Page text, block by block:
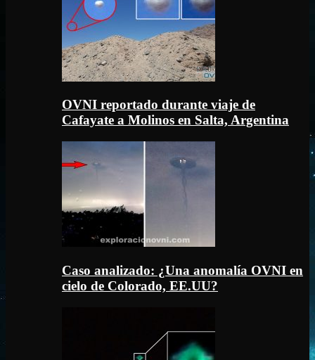
OVNI reportado durante viaje de
Cafayate a Molinos en Salta, Argentina
Caso analizado: ¿Una anomalía OVNI en
cielo de Colorado, EE.UU?